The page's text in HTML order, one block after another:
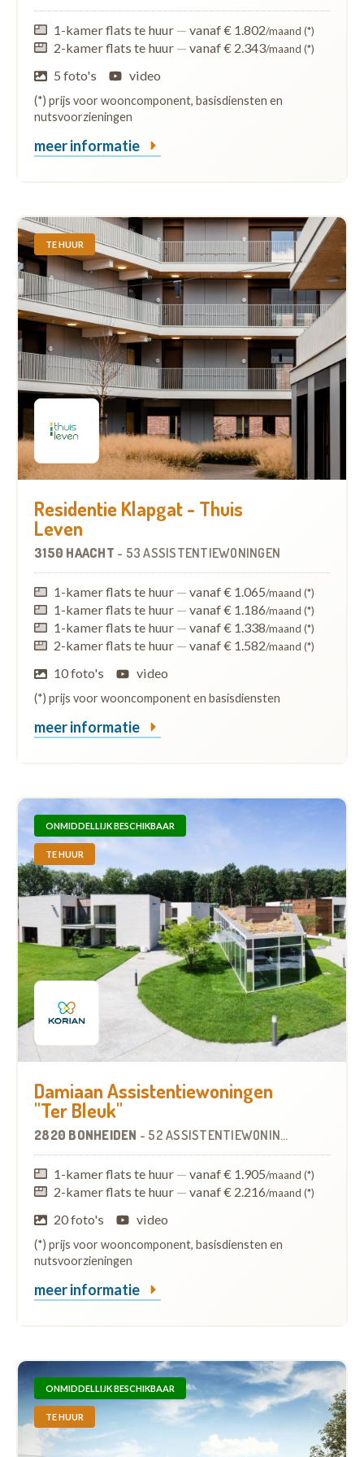
1-kamer flats te huur — vanaf € 1.802/maand (*)
2-kamer flats te huur — vanaf € 2.343/maand (*)
5 foto's video
(*) prijs voor wooncomponent, basisdiensten en
nutsvoorzieningen
meer informatie
TE HUUR
Residentie Klapgat - Thuis
Leven
3150 HAACHT - 53 ASSISTENTIEWONINGEN
1-kamer flats te huur — vanaf € 1.065/maand (*)
1-kamer flats te huur — vanaf € 1.186/maand (*)
1-kamer flats te huur — vanaf € 1.338/maand (*)
2-kamer flats te huur — vanaf € 1.582/maand (*)
10 foto's video
(*) prijs voor wooncomponent en basisdiensten
meer informatie
ONMIDDELLIJK BESCHIKBAAR
TE HUUR
Damiaan Assistentiewoningen
"Ter Bleuk"
2820 BONHEIDEN - 52 ASSISTENTIEWONINGEN
1-kamer flats te huur — vanaf € 1.905/maand (*)
2-kamer flats te huur — vanaf € 2.216/maand (*)
20 foto's video
(*) prijs voor wooncomponent, basisdiensten en
nutsvoorzieningen
meer informatie
ONMIDDELLIJK BESCHIKBAAR
TE HUUR